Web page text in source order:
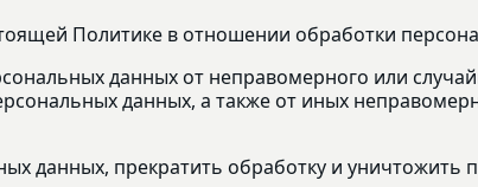
Политике в отношении обработки
данных от неправомерного или
данных, а также от иных
данных, прекратить обработку и